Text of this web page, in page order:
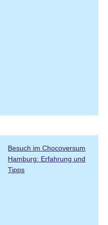
Besuch im Chocoversum
Hamburg: Erfahrung und
Tipps